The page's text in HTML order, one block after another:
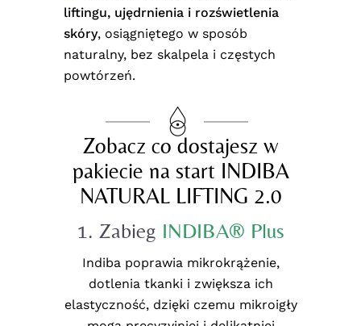
liftingu, ujędrnienia i rozświetlenia
skóry, osiągniętego w sposób
naturalny, bez skalpela i częstych
powtórzeń.
Zobacz co dostajesz w
pakiecie na start INDIBA
NATURAL LIFTING 2.0
1. Zabieg INDIBA® Plus
Indiba poprawia mikrokrążenie,
dotlenia tkanki i zwiększa ich
elastyczność, dzięki czemu mikroigły